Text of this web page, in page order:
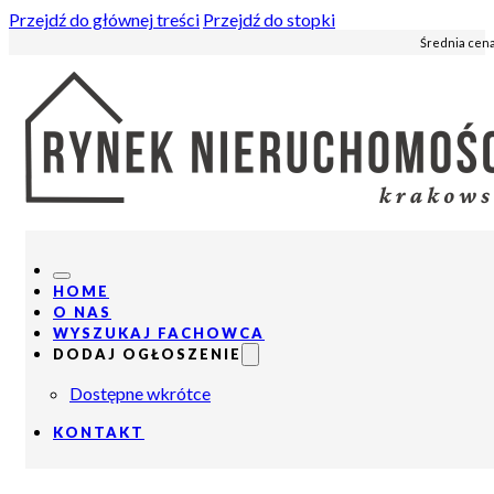
Przejdź do głównej treści Przejdź do stopki
Średnia
HOME
O NAS
WYSZUKAJ FACHOWCA
DODAJ OGŁOSZENIE
Dostępne wkrótce
KONTAKT